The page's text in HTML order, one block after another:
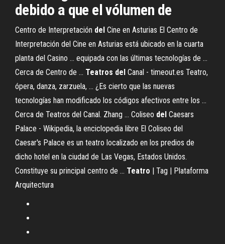
debido a que el vólumen de
Centro de Interpretación del Cine en Asturias El Centro de
Interpretación del Cine en Asturias está ubicado en la cuarta
planta del Casino ... equipada con las últimas tecnologías de ...
Cerca de Centro de ... Teatros del Canal - timeout.es Teatro,
ópera, danza, zarzuela, ... ¿Es cierto que las nuevas
tecnologías han modificado los códigos afectivos entre los ...
Cerca de Teatros del Canal. Zhang ... Coliseo del Caesars
Palace - Wikipedia, la enciclopedia libre El Coliseo del
Caesar's Palace es un teatro localizado en los predios de
dicho hotel en la ciudad de Las Vegas, Estados Unidos.
Constituye su principal centro de ... Teatro | Tag | Plataforma
Arquitectura